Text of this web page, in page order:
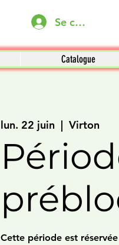
Se connecter
Catalogue
lun. 22 juin
  |
Virton
Cette période est